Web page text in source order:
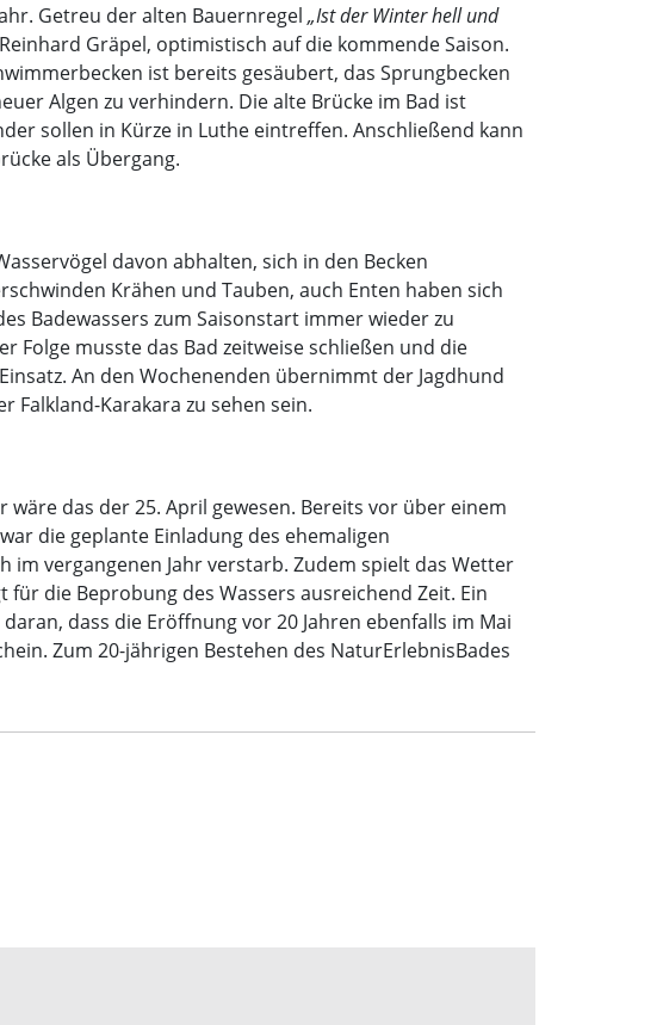
Getreu der alten Bauernregel „Ist der Winter hell und
Gräpel, optimistisch auf die kommende Saison.
ist bereits gesäubert, das Sprungbecken
Algen zu verhindern. Die alte Brücke im Bad ist
sollen in Kürze in Luthe eintreffen. Anschließend kann
als Übergang.
davon abhalten, sich in den Becken
Krähen und Tauben, auch Enten haben sich
Badewassers zum Saisonstart immer wieder zu
musste das Bad zeitweise schließen und die
An den Wochenenden übernimmt der Jagdhund
Falkland-Karakara zu sehen sein.
das der 25. April gewesen. Bereits vor über einem
die geplante Einladung des ehemaligen
im vergangenen Jahr verstarb. Zudem spielt das Wetter
die Beprobung des Wassers ausreichend Zeit. Ein
dass die Eröffnung vor 20 Jahren ebenfalls im Mai
Zum 20-jährigen Bestehen des NaturErlebnisBades